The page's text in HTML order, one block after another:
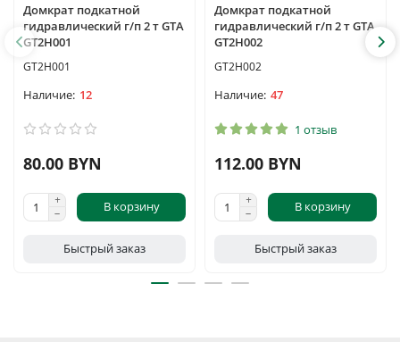
Домкрат подкатной
гидравлический г/п 2 т GTA
GT2H001
GT2H001
12
80.00 BYN
В корзину
Быстрый заказ
Домкрат подкатной
гидравлический г/п 2 т GTA
GT2H002
GT2H002
47
1 отзыв
112.00 BYN
В корзину
Быстрый заказ